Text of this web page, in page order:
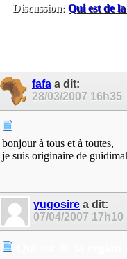
Discussion: Qui est de
fafaa dit:
28/03/2007 16h35
bonjour à tous et à toutes,
je suis originaire de
yugosire a dit:
07/04/2007 17h10